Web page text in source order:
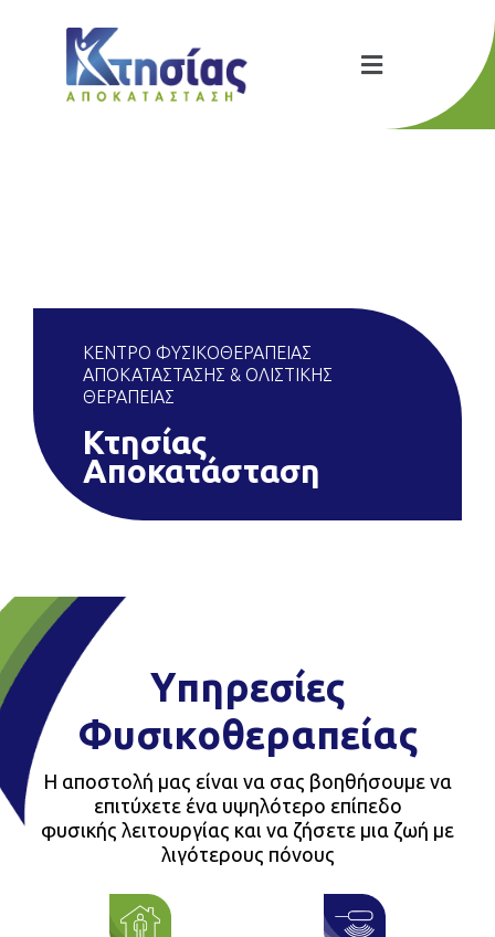
ΚΕΝΤΡΟ ΦΥΣΙΚΟΘΕΡΑΠΕΙΑΣ
ΑΠΟΚΑΤΑΣΤΑΣΗΣ & ΟΛΙΣΤΙΚΗΣ
ΘΕΡΑΠΕΙΑΣ
Κτησίας
Αποκατάσταση
Υπηρεσίες
Φυσικοθεραπείας
Η αποστολή μας είναι να σας βοηθήσουμε να
επιτύχετε ένα υψηλότερο επίπεδο
φυσικής λειτουργίας και να ζήσετε μια ζωή με
λιγότερους πόνους